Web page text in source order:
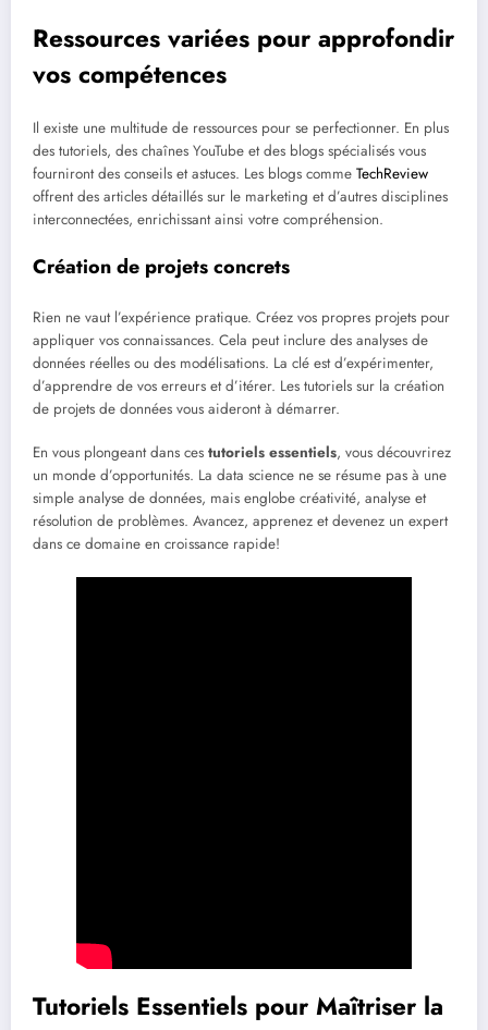
Ressources variées pour approfondir
vos compétences
Il existe une multitude de ressources pour se perfectionner. En plus
des tutoriels, des chaînes YouTube et des blogs spécialisés vous
fourniront des conseils et astuces. Les blogs comme TechReview
offrent des articles détaillés sur le marketing et d’autres disciplines
interconnectées, enrichissant ainsi votre compréhension.
Création de projets concrets
Rien ne vaut l’expérience pratique. Créez vos propres projets pour
appliquer vos connaissances. Cela peut inclure des analyses de
données réelles ou des modélisations. La clé est d’expérimenter,
d’apprendre de vos erreurs et d’itérer. Les tutoriels sur la création
de projets de données vous aideront à démarrer.
En vous plongeant dans ces tutoriels essentiels, vous découvrirez
un monde d’opportunités. La data science ne se résume pas à une
simple analyse de données, mais englobe créativité, analyse et
résolution de problèmes. Avancez, apprenez et devenez un expert
dans ce domaine en croissance rapide!
Tutoriels Essentiels pour Maîtriser la